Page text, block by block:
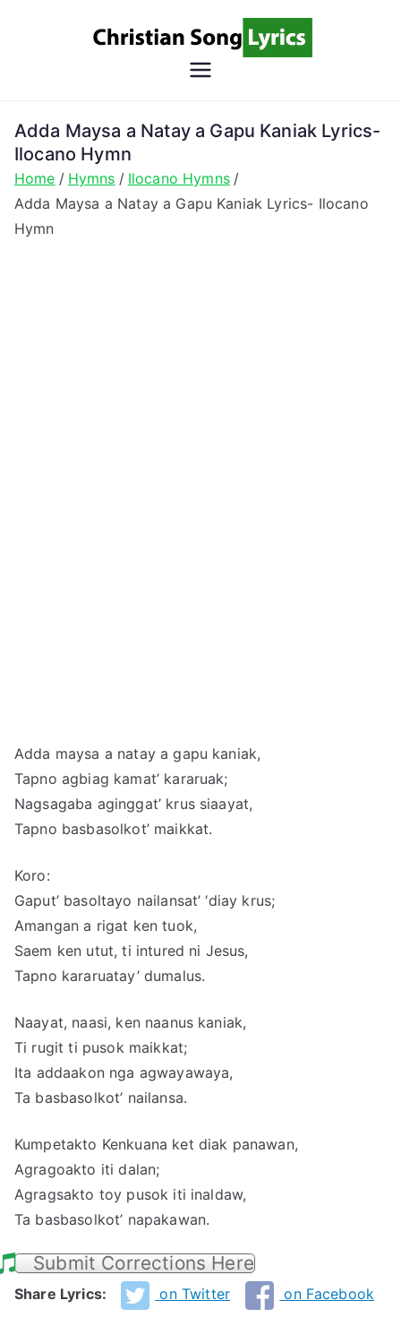
Song
Christian Lyrics Online!
Adda Maysa a Natay a Gapu Kaniak Lyrics-
Ilocano Hymn
Home Hymns
Ilocano Hymns
Adda Maysa a Natay a Gapu Kaniak Lyrics- Ilocano
Hymn
Adda maysa a natay a gapu kaniak,
Tapno agbiag kamat’ kararuak;
Nagsagaba aginggat’ krus siaayat,
Tapno basbasolkot’ maikkat.
Koro:
Gaput’ basoltayo nailansat’ ‘diay krus;
Amangan a rigat ken tuok,
Saem ken utut, ti intured ni Jesus,
Tapno kararuatay’ dumalus.
Naayat, naasi, ken naanus kaniak,
Ti rugit ti pusok maikkat;
Ita addaakon nga agwayawaya,
Ta basbasolkot’ nailansa.
Kumpetakto Kenkuana ket diak panawan,
Agragoakto iti dalan;
Agragsakto toy pusok iti inaldaw,
Ta basbasolkot’ napakawan.
Submit Corrections Here
Share Lyrics: on Twitter on Facebook